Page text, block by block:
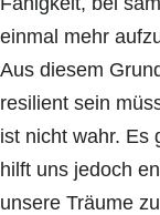
einmal mehr
Aus diesem
resilient sein
ist nicht wahr. Es
hilft uns jedoch
unsere Träume